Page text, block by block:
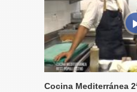
Cocina Mediterránea